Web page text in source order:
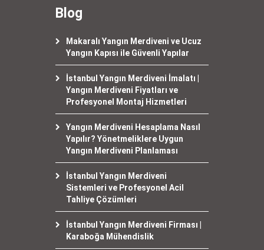
Blog
Makaralı Yangın Merdiveni ve Ucuz
Yangın Kapısı ile Güvenli Yapılar
İstanbul Yangın Merdiveni İmalatı |
Yangın Merdiveni Fiyatları ve
Profesyonel Montaj Hizmetleri
Yangın Merdiveni Hesaplama Nasıl
Yapılır? Yönetmeliklere Uygun
Yangın Merdiveni Planlaması
İstanbul Yangın Merdiveni
Sistemleri ve Profesyonel Acil
Tahliye Çözümleri
İstanbul Yangın Merdiveni Firması |
Karaboğa Mühendislik